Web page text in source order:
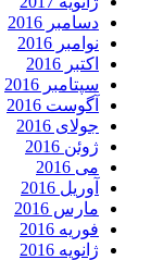
دسامبر 2016
نوامبر 2016
اکتبر 2016
سپتامبر 2016
آگوست 2016
جولای 2016
ژوئن 2016
می 2016
آوریل 2016
مارس 2016
فوریه 2016
ژانویه 2016